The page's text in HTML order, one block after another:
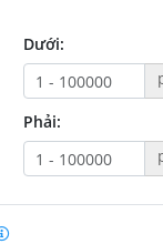
Dưới:
Phải: